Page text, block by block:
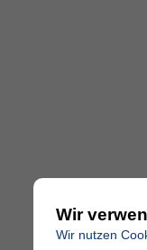
Wir
Wir nutzen